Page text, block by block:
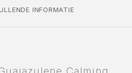
INFORMATIE